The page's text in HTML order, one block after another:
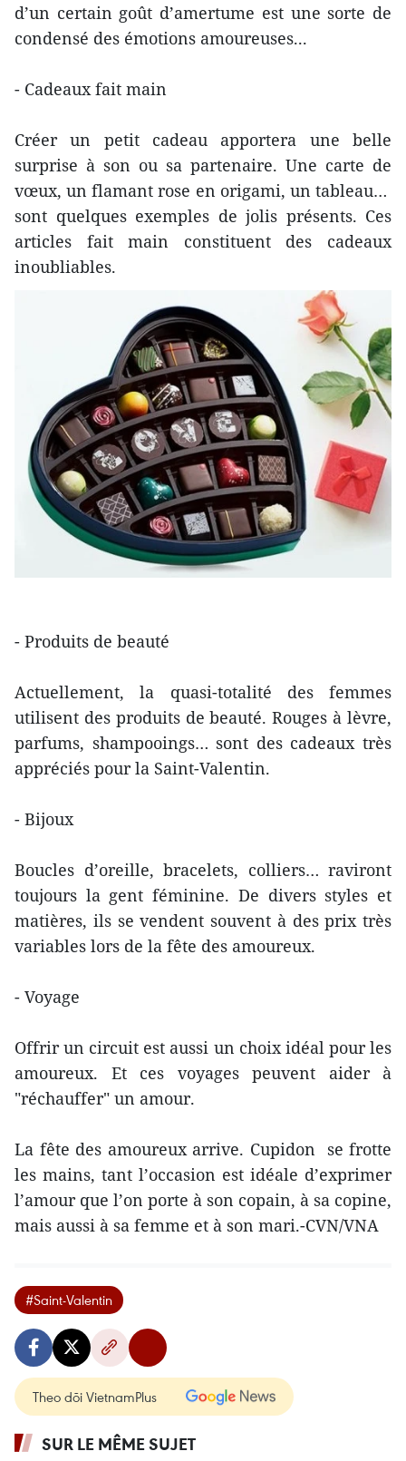
d’un certain goût d’amertume est une sorte de
condensé des émotions amoureuses...
- Cadeaux fait main
Créer un petit cadeau apportera une belle
surprise à son ou sa partenaire. Une carte de
vœux, un flamant rose en origami, un tableau…
sont quelques exemples de jolis présents. Ces
articles fait main constituent des cadeaux
inoubliables.
- Produits de beauté
Actuellement, la quasi-totalité des femmes
utilisent des produits de beauté. Rouges à lèvre,
parfums, shampooings… sont des cadeaux très
appréciés pour la Saint-Valentin.
- Bijoux
Boucles d’oreille, bracelets, colliers… raviront
toujours la gent féminine. De divers styles et
matières, ils se vendent souvent à des prix très
variables lors de la fête des amoureux.
- Voyage
Offrir un circuit est aussi un choix idéal pour les
amoureux. Et ces voyages peuvent aider à
"réchauffer" un amour.
La fête des amoureux arrive. Cupidon se frotte
les mains, tant l’occasion est idéale d’exprimer
l’amour que l’on porte à son copain, à sa copine,
mais aussi à sa femme et à son mari.-CVN/VNA
#Saint-Valentin
Theo dõi VietnamPlus
SUR LE MÊME SUJET